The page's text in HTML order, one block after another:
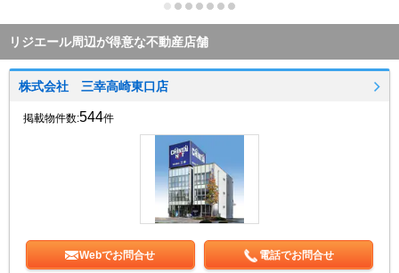
リジエール周辺が得意な不動産店舗
株式会社 三幸高崎東口店
掲載物件数:544件
Webでお問合せ 電話でお問合せ